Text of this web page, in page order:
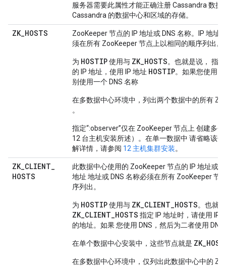
服务器需要此属性才能正确注册 Cassandra 数据
Cassandra 的数据中心和区域的存储。
ZK_HOSTS
ZooKeeper 节点的 IP 地址或 DNS 名称。IP 地址
须在所有 ZooKeeper 节点上以相同的顺序列出。
为 HOSTIP使用与 ZK_HOSTS。也就是说， 指
的 IP 地址，使用 IP 地址 HOSTIP。如果您使用
别使用一个 DNS 名称
在多数据中心环境中，列出两个数据中的所有
。
指定“:observer”仅在 ZooKeeper 节点上 创建多
12 台主机安装所述）。在单一数据中 请省略该
解详情，请参阅 12 主机集群安装。
ZK_CLIENT_
HOSTS
此数据中心使用的 ZooKeeper 节点的 IP 地址或
地址 地址或 DNS 名称必须在所有 ZooKeeper 节
序列出。
为 HOSTIP使用与 ZK_CLIENT_HOSTS。也就
ZK_CLIENT_HOSTS 指定 IP 地址时，请使用 IP
的地址。如果 您使用 DNS，然后为二者使用 DNS
在单个数据中心安装中，这些节点就是
在多数据中心环境中，仅列出此数据中心中的